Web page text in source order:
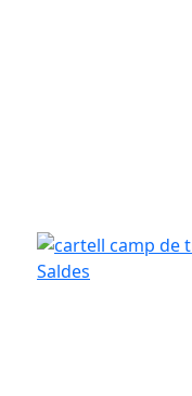
cartell camp de